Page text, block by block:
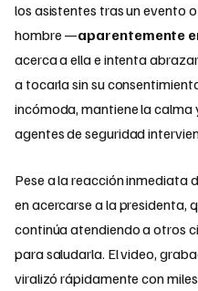
los asistentes tras un evento
hombre —aparentemente
acerca a ella e intenta
a tocarla sin su
incómoda, mantiene la calma
agentes de seguridad
Pese a la reacción inmediata
en acercarse a la presidenta,
continúa atendiendo a otros
para saludarla. El video,
viralizó rápidamente con